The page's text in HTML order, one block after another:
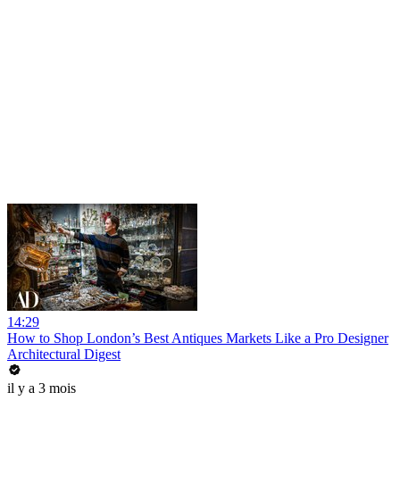
14:29
How to Shop London’s Best Antiques Markets Like a Pro Designer
Architectural Digest
il y a 3 mois